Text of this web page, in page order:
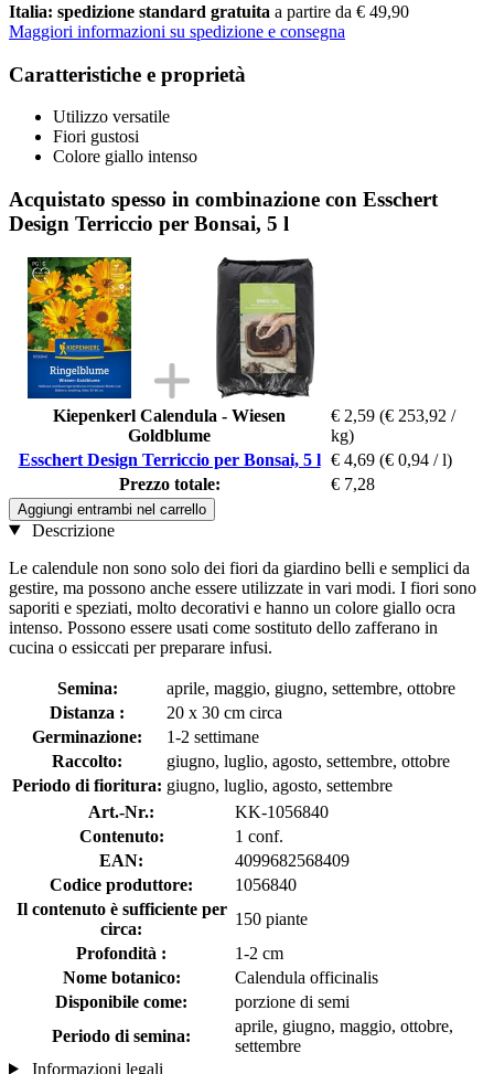
Italia: spedizione standard gratuita a partire da € 49,90
Maggiori informazioni su spedizione e consegna
Caratteristiche e proprietà
Utilizzo versatile
Fiori gustosi
Colore giallo intenso
Acquistato spesso in combinazione con Esschert
Design Terriccio per Bonsai, 5 l
Kiepenkerl Calendula - Wiesen
Goldblume
€ 2,59 (€ 253,92 /
kg)
Esschert Design Terriccio per Bonsai, 5 l € 4,69 (€ 0,94 / l)
Prezzo totale:
€ 7,28
Aggiungi entrambi nel carrello
Descrizione
Le calendule non sono solo dei fiori da giardino belli e semplici da
gestire, ma possono anche essere utilizzate in vari modi. I fiori sono
saporiti e speziati, molto decorativi e hanno un colore giallo ocra
intenso. Possono essere usati come sostituto dello zafferano in
cucina o essiccati per preparare infusi.
Semina:
aprile, maggio, giugno, settembre, ottobre
Distanza :
20 x 30 cm circa
Germinazione:
1-2 settimane
Raccolto:
giugno, luglio, agosto, settembre, ottobre
Periodo di fioritura: giugno, luglio, agosto, settembre
Art.-Nr.:
KK-1056840
Contenuto:
1 conf.
EAN:
4099682568409
Codice produttore:
1056840
Il contenuto è sufficiente per
circa:
150 piante
Profondità :
1-2 cm
Nome botanico:
Calendula officinalis
Disponibile come:
porzione di semi
Periodo di semina:
aprile, giugno, maggio, ottobre,
settembre
Informazioni legali